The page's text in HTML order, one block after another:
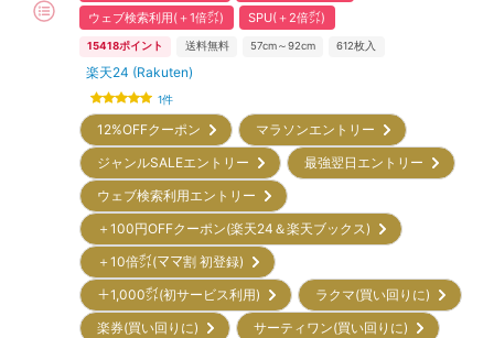
ウェブ検索利用(＋1倍㌽)
SPU(＋2倍㌽)
15418ポイント 送料無料 57cm～92cm 612枚入
楽天24 (Rakuten)
1件
12%OFFクーポン
マラソンエントリー
ジャンルSALEエントリー
最強翌日エントリー
ウェブ検索利用エントリー
＋100円OFFクーポン(楽天24＆楽天ブックス)
＋10倍㌽(ママ割 初登録)
＋1,000㌽(初サービス利用)
ラクマ(買い回りに)
楽券(買い回りに)
サーティワン(買い回りに)